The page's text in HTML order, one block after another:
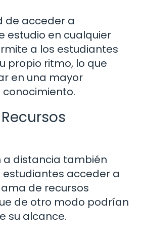
de acceder a
estudio en cualquier
a los estudiantes
propio ritmo, lo que
en una mayor
a distancia también
estudiantes acceder a
de recursos
de otro modo podrían
su alcance.